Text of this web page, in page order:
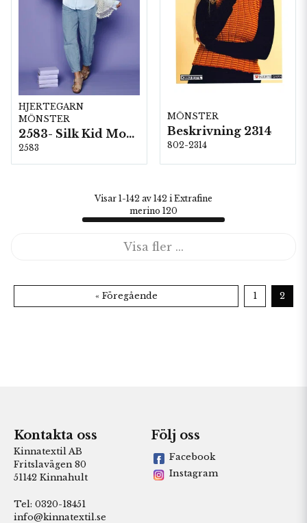
HJERTEGARN
MÖNSTER
2583- Silk Kid Mohair
2583
MÖNSTER
Beskrivning 2314
802-2314
Visar 1-142 av 142 i Extrafine
merino 120
Visa fler ...
« Föregående 1 2
Kontakta oss
Kinnatextil AB
Fritslavägen 80
51142 Kinnahult
Tel: 0320-18451
info@kinnatextil.se
Följ oss
Facebook
Instagram